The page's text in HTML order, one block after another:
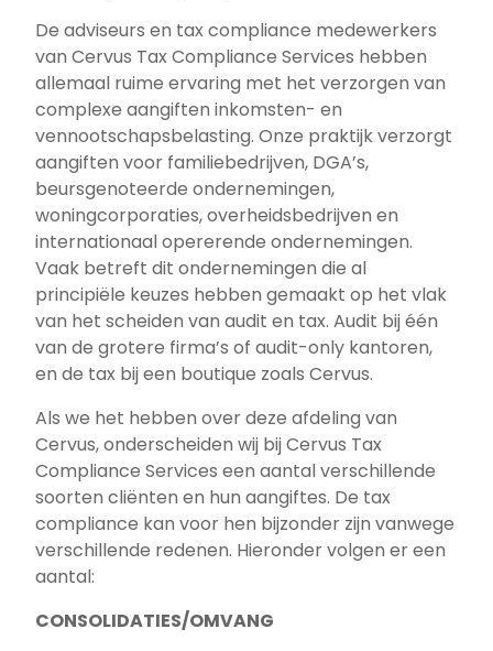
De adviseurs en tax compliance medewerkers
van Cervus Tax Compliance Services hebben
allemaal ruime ervaring met het verzorgen van
complexe aangiften inkomsten- en
vennootschapsbelasting. Onze praktijk verzorgt
aangiften voor familiebedrijven, DGA’s,
beursgenoteerde ondernemingen,
woningcorporaties, overheidsbedrijven en
internationaal opererende ondernemingen.
Vaak betreft dit ondernemingen die al
principiële keuzes hebben gemaakt op het vlak
van het scheiden van audit en tax. Audit bij één
van de grotere firma’s of audit-only kantoren,
en de tax bij een boutique zoals Cervus.
Als we het hebben over deze afdeling van
Cervus, onderscheiden wij bij Cervus Tax
Compliance Services een aantal verschillende
soorten cliënten en hun aangiftes. De tax
compliance kan voor hen bijzonder zijn vanwege
verschillende redenen. Hieronder volgen er een
aantal:
CONSOLIDATIES/OMVANG